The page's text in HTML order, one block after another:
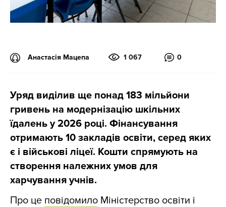
Анастасія Мацепа 1 067 0
Уряд виділив ще понад 183 мільйони
гривень на модернізацію шкільних
їдалень у 2026 році. Фінансування
отримають 10 закладів освіти, серед яких
є і військові ліцеї. Кошти спрямують на
створення належних умов для
харчування учнів.
Про це повідомило Міністерство освіти і